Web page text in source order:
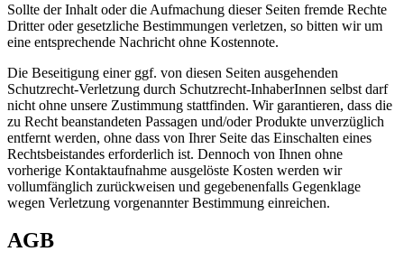
Sollte der Inhalt oder die Aufmachung dieser Seiten fremde Rechte
Dritter oder gesetzliche Bestimmungen verletzen, so bitten wir um
eine entsprechende Nachricht ohne Kostennote.
Die Beseitigung einer ggf. von diesen Seiten ausgehenden
Schutzrecht-Verletzung durch Schutzrecht-InhaberInnen selbst darf
nicht ohne unsere Zustimmung stattfinden. Wir garantieren, dass die
zu Recht beanstandeten Passagen und/oder Produkte unverzüglich
entfernt werden, ohne dass von Ihrer Seite das Einschalten eines
Rechtsbeistandes erforderlich ist. Dennoch von Ihnen ohne
vorherige Kontaktaufnahme ausgelöste Kosten werden wir
vollumfänglich zurückweisen und gegebenenfalls Gegenklage
wegen Verletzung vorgenannter Bestimmung einreichen.
AGB